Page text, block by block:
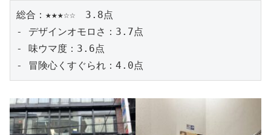
総合：★★★☆☆　3.8点
- デザインオモロさ：3.7点
- 味ウマ度：3.6点
- 冒険心くすぐられ：4.0点